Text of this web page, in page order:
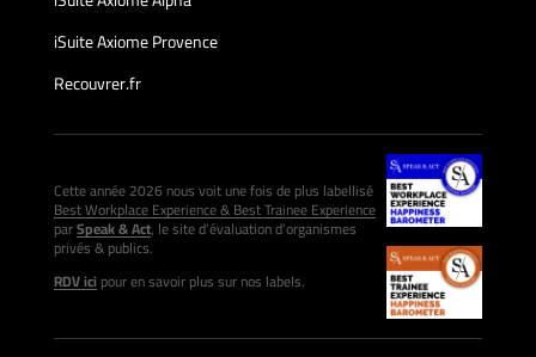
iSuite Axiome Provence
Recouvrer.fr
Cette année 2026 nous voit une fois de plus labellisé
Best Workplace Experience & Best Trainee Experience
parSpeak & Act, le site d’évaluation d’organismes
privés & publics.
RDV icipour en savoir plus sur nos labels.